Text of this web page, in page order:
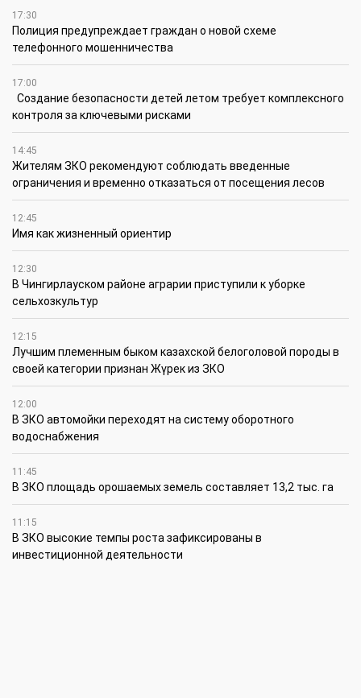
17:30
Полиция предупреждает граждан о новой схеме
телефонного мошенничества
17:00
Создание безопасности детей летом требует комплексного
контроля за ключевыми рисками
14:45
Жителям ЗКО рекомендуют соблюдать введенные
ограничения и временно отказаться от посещения лесов
12:45
Имя как жизненный ориентир
12:30
В Чингирлауском районе аграрии приступили к уборке
сельхозкультур
12:15
Лучшим племенным быком казахской белоголовой породы в
своей категории признан Жүрек из ЗКО
12:00
В ЗКО автомойки переходят на систему оборотного
водоснабжения
11:45
В ЗКО площадь орошаемых земель составляет 13,2 тыс. га
11:15
В ЗКО высокие темпы роста зафиксированы в
инвестиционной деятельности